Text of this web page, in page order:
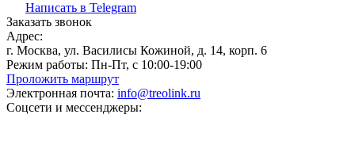
Написать в Telegram
Заказать звонок
Адрес:
г. Москва, ул. Василисы Кожиной, д. 14, корп. 6
Режим работы: Пн-Пт, с 10:00-19:00
Проложить маршрут
Электронная почта: info@treolink.ru
Соцсети и мессенджеры: